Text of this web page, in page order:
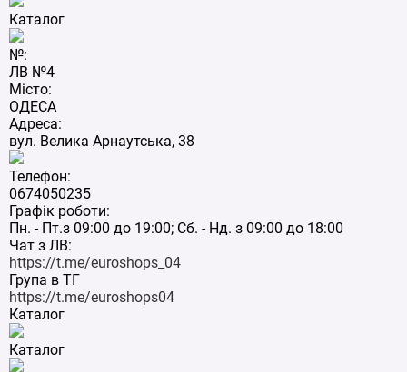
Каталог
№:
ЛВ №4
Місто:
ОДЕСА
Адреса:
вул. Велика Арнаутська, 38
Телефон:
0674050235
Графік роботи:
Пн. - Пт.з 09:00 до 19:00; Сб. - Нд. з 09:00 до 18:00
Чат з ЛВ:
https://t.me/euroshops_04
Група в ТГ
https://t.me/euroshops04
Каталог
Каталог